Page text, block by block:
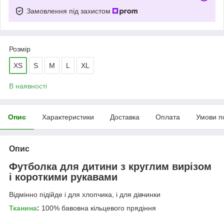
Замовлення під захистом
Розмір
XS S M L XL
В наявності
Опис Характеристики Доставка Оплата Умови
Опис
Футболка для дитини з круглим вирізом
і короткими рукавами
Відмінно підійде і для хлопчика, і для дівчинки
Тканина: 100% бавовна кільцевого прядіння